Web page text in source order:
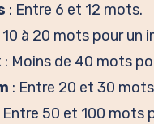
: Entre 6 et 12 mots.
10 à 20 mots pour un
: Moins de 40 mots
: Entre 20 et 30
Entre 50 et 100 mots